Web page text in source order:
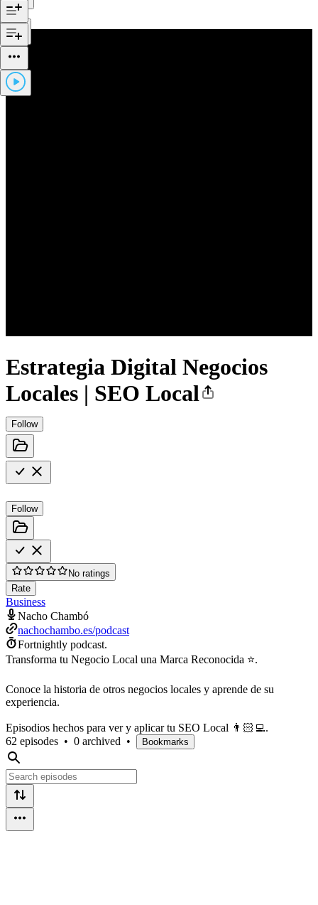
Estrategia Digital Negocios
Locales | SEO Local
Follow
Follow
No ratings
Rate
Business
Nacho Chambó
nachochambo.es/podcast
Fortnightly podcast.
Transforma tu Negocio Local una Marca Reconocida ⭐.
Conoce la historia de otros negocios locales y aprende de su
experiencia.
Episodios hechos para ver y aplicar tu SEO Local 👨🏻‍💻.
62 episodes • 0 archived • Bookmarks